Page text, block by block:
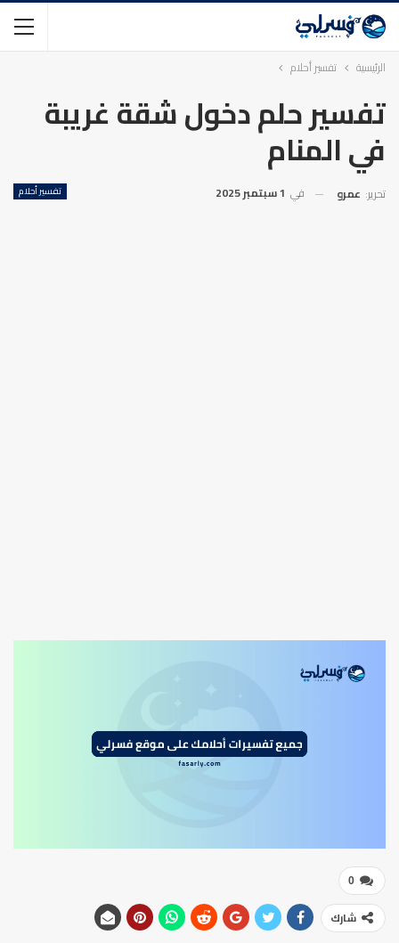
الرئيسية تفسير أحلام
تفسير حلم دخول شقة غريبة
في المنام
تفسير أحلام تحرير: عمرو في 1 سبتمبر 2025
0
شارك